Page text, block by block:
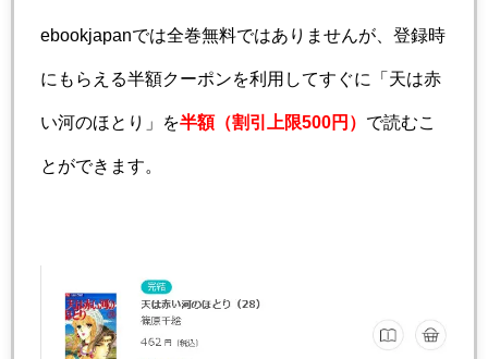
ebookjapanでは全巻無料ではありませんが、登録時
にもらえる半額クーポンを利用してすぐに「天は赤
い河のほとり」を半額（割引上限500円） で読むこ
とができます。